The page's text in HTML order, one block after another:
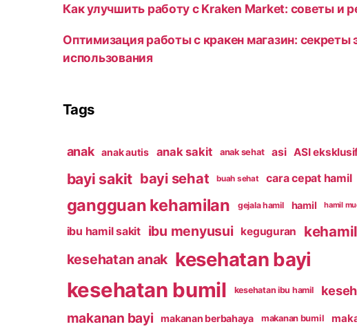
Как улучшить работу с Kraken Market: советы и
Оптимизация работы с кракен магазин: секреты
использования
Tags
anak anak autis anak sakit anak sehat asi ASI
bayi sakit bayi sehat buah sehat cara cepat hamil
gangguan kehamilan gejala hamil hamil hamil
ibu hamil sakit ibu menyusui keguguran
kesehatan anak kesehatan bayi
kesehatan bumil kesehatan ibu hamil
makanan bayi makanan berbahaya makanan bumil